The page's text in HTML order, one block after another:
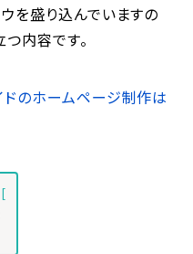
を盛り込んでいますの
内容です。
ドのホームページ制作は
[